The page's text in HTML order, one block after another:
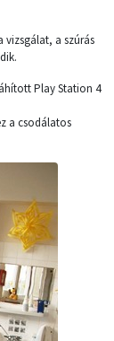
vizsgálat, a szúrás
Play Station 4
a csodálatos